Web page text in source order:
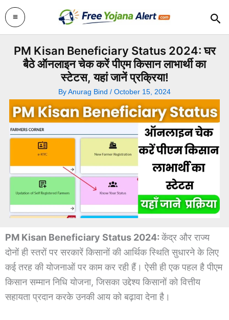
Skip
to
content
PM Kisan Beneficiary Status 2024: घर
बैठे ऑनलाइन चेक करें पीएम किसान लाभार्थी का
स्टेटस, यहां जानें प्रक्रिया!
ByAnurag Bind / October 15, 2024
PM Kisan Beneficiary Status 2024:केंद्र और राज्य
दोनों ही स्तरों पर सरकारें किसानों की आर्थिक स्थिति सुधारने के लिए
कई तरह की योजनाओं पर काम कर रही हैं। ऐसी ही एक पहल है पीएम
किसान सम्मान निधि योजना, जिसका उद्देश्य किसानों को वित्तीय
सहायता प्रदान करके उनकी आय को बढ़ावा देना है।